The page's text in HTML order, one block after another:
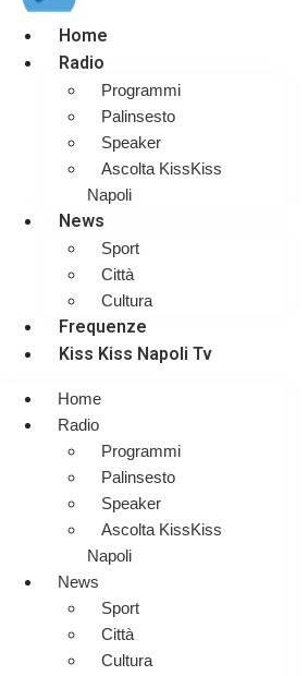
Home
Radio
Programmi
Palinsesto
Speaker
Ascolta KissKiss
Napoli
News
Sport
Città
Cultura
Frequenze
Kiss Kiss Napoli Tv
Home
Radio
Programmi
Palinsesto
Speaker
Ascolta KissKiss
Napoli
News
Sport
Città
Cultura